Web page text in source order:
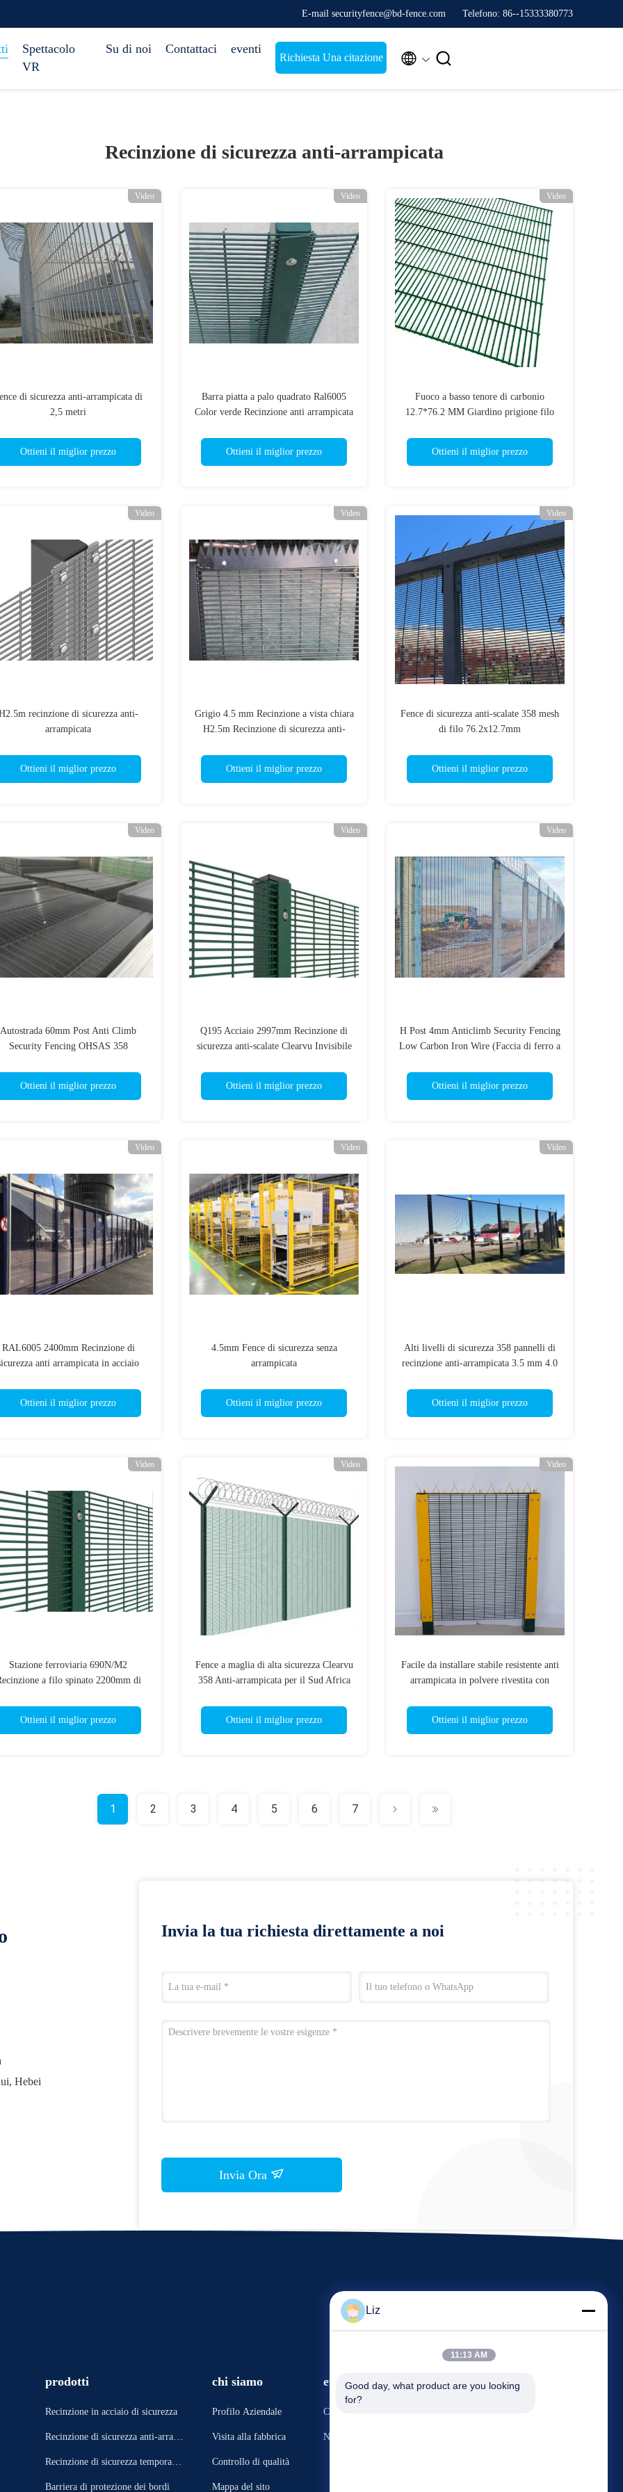
E-mail securityfence@bd-fence.com Telefono: 86--15333380773
Spettacolo
VR
Su di noi Contattaci eventi
Richiesta Una citazione  
Recinzione di sicurezza anti-arrampicata
Video
di sicurezza anti-arrampicata di
2,5 metri
Ottieni il miglior prezzo
Video
Barra piatta a palo quadrato Ral6005
Color verde Recinzione anti arrampicata
Ottieni il miglior prezzo
Video
Fuoco a basso tenore di carbonio
12.7*76.2 MM Giardino prigione filo
Ottieni il miglior prezzo
Video
recinzione di sicurezza anti-
arrampicata
Ottieni il miglior prezzo
Video
Grigio 4.5 mm Recinzione a vista chiara
H2.5m Recinzione di sicurezza anti-
Ottieni il miglior prezzo
Video
Fence di sicurezza anti-scalate 358 mesh
di filo 76.2x12.7mm
Ottieni il miglior prezzo
Video
Autostrada 60mm Post Anti Climb
Security Fencing OHSAS 358
Ottieni il miglior prezzo
Video
Q195 Acciaio 2997mm Recinzione di
sicurezza anti-scalate Clearvu Invisibile
Ottieni il miglior prezzo
Video
H Post 4mm Anticlimb Security Fencing
Low Carbon Iron Wire (Faccia di ferro a
Ottieni il miglior prezzo
Video
RAL6005 2400mm Recinzione di
anti arrampicata in acciaio
Ottieni il miglior prezzo
Video
4.5mm Fence di sicurezza senza
arrampicata
Ottieni il miglior prezzo
Video
Alti livelli di sicurezza 358 pannelli di
recinzione anti-arrampicata 3.5 mm 4.0
Ottieni il miglior prezzo
Video
Stazione ferroviaria 690N/M2
a filo spinato 2200mm di
Ottieni il miglior prezzo
Video
Fence a maglia di alta sicurezza Clearvu
358 Anti-arrampicata per il Sud Africa
Ottieni il miglior prezzo
Video
Facile da installare stabile resistente anti
arrampicata in polvere rivestita con
Ottieni il miglior prezzo
1 2 3 4 5 6 7
Hebei
Invia la tua richiesta direttamente a noi
Invia Ora
prodotti
Recinzione in acciaio di sicurezza
Recinzione di sicurezza anti-arram
Recinzione di sicurezza temporane
Barriera di protezione dei bordi
chi siamo
Profilo Aziendale
Visita alla fabbrica
Controllo di qualità
Mappa del sito
eventi
Casi
Notizie
Richiesta Una citazione
Liz
11:13 AM
Good day, what product are you looking
for?